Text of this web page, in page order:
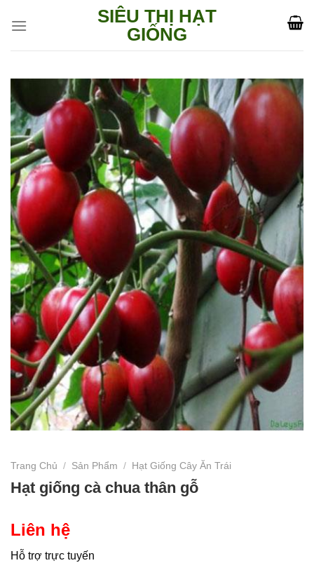
SIÊU THỊ HẠT
GIỐNG
Trang Chủ / Sản Phẩm / Hạt Giống Cây Ăn Trái
Hạt giống cà chua thân gỗ
Liên hệ
Hỗ trợ trực tuyến